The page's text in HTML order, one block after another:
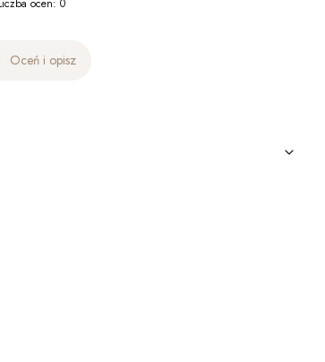
ocen: 0
Oceń i opisz